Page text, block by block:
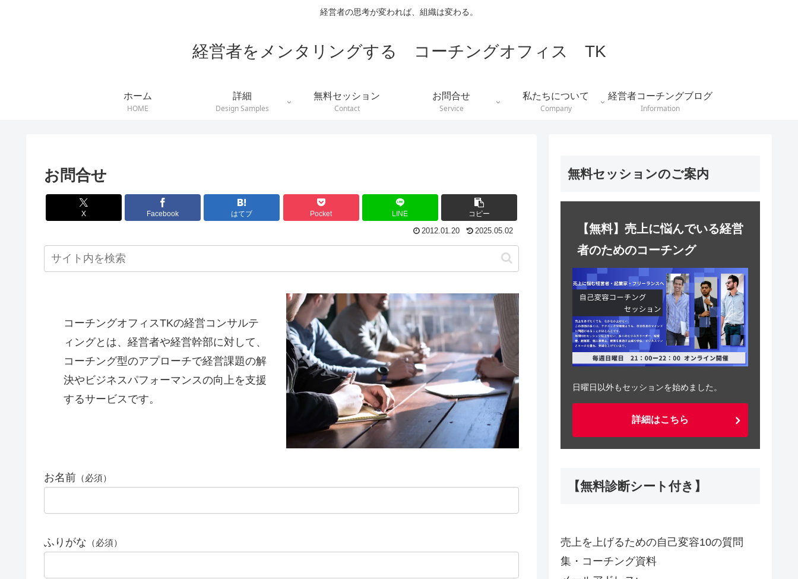
経営者の思考が変われば、組織は変わる。
経営者をメンタリングする コーチングオフィス TK
ホーム
HOME
詳細
Design Samples
無料セッション
Contact
お問合せ
Service
私たちについて
Company
経営者コーチングブログ
Information
お問合せ
X Facebook はてブ Pocket LINE コピー
2012.01.20 2025.05.02
コーチングオフィスTKの経営コンサルテ
ィングとは、経営者や経営幹部に対して、
コーチング型のアプローチで経営課題の解
決やビジネスパフォーマンスの向上を支援
するサービスです。
お名前 （必須）
ふりがな （必須）
無料セッションのご案内
【無料】売上に悩んでいる経営
者のためのコーチング
日曜日以外もセッションを始めました。
詳細はこちら
【無料診断シート付き】
売上を上げるための自己変容10の質問
集・コーチング資料